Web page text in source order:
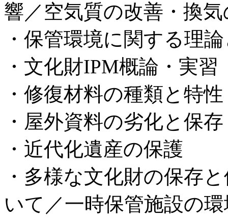
響／空気質の改善・換
・保管環境に関する理
・文化財IPM概論・実習
・修復材料の種類と特性
・屋外資料の劣化と保存
・近代化遺産の保護
・多様な文化財の保存
いて／一時保管施設の